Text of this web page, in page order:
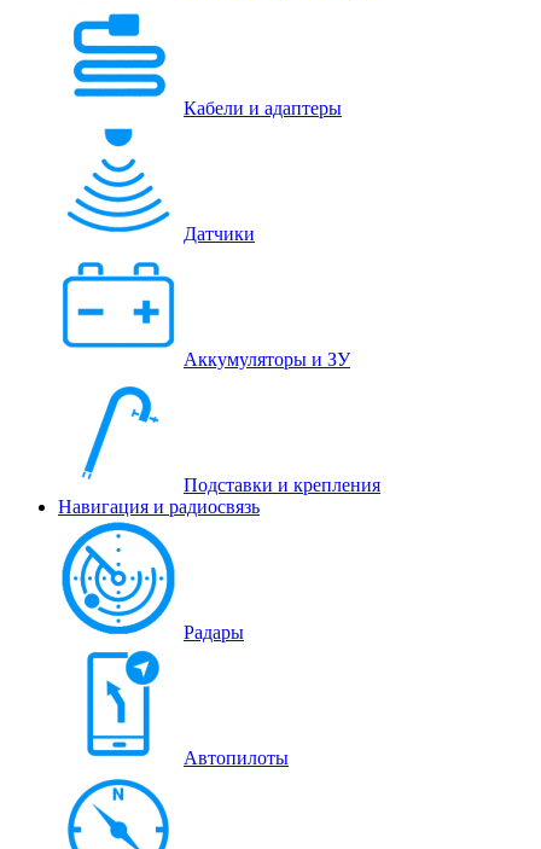
Кабели и адаптеры
Датчики
Аккумуляторы и ЗУ
Подставки и крепления
Навигация и радиосвязь
Радары
Автопилоты